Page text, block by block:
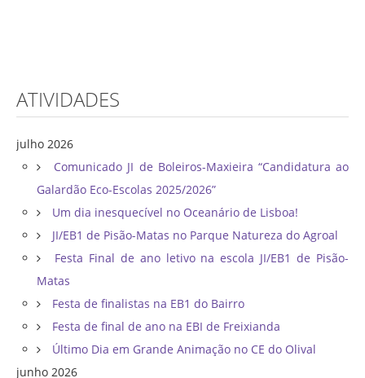
ATIVIDADES
julho 2026
Comunicado JI de Boleiros-Maxieira “Candidatura ao
Galardão Eco-Escolas 2025/2026”
Um dia inesquecível no Oceanário de Lisboa!
JI/EB1 de Pisão-Matas no Parque Natureza do Agroal
Festa Final de ano letivo na escola JI/EB1 de Pisão-
Matas
Festa de finalistas na EB1 do Bairro
Festa de final de ano na EBI de Freixianda
Último Dia em Grande Animação no CE do Olival
junho 2026